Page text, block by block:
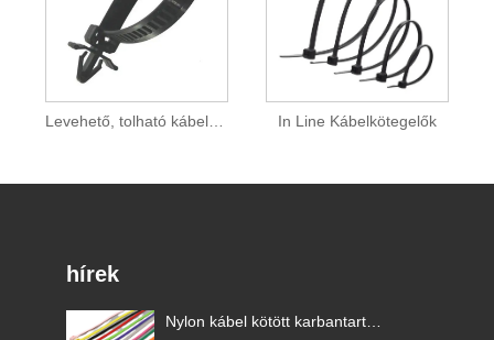
Levehető, tolható kábelrögzítő In Line Kábelkötegelők
hírek
Nylon kábel kötött karbantartási